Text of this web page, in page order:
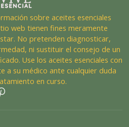
sobre aceites esenciales
web tienen fines meramente
No pretenden diagnosticar,
ni sustituir el consejo de un
Use los aceites esenciales con
a su médico ante cualquier duda
en curso.